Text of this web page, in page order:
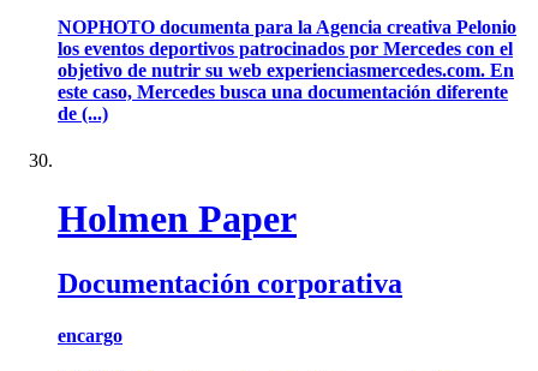
NOPHOTO documenta para la Agencia creativa Pelonio
los eventos deportivos patrocinados por Mercedes con el
objetivo de nutrir su web experienciasmercedes.com. En
este caso, Mercedes busca una documentación diferente
de (...)
Holmen Paper
Documentación corporativa
encargo